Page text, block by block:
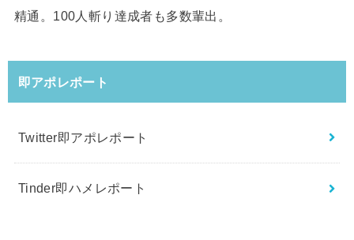
精通。100人斬り達成者も多数輩出。
即アポレポート
Twitter即アポレポート
Tinder即ハメレポート